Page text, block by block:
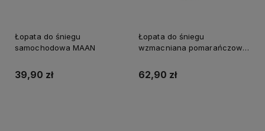
Łopata do śniegu
samochodowa MAAN
39,90 zł
Łopata do śniegu
wzmacniana pomarańczowa
62,90 zł